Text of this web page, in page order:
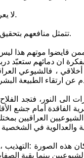
• لا يعرف الشيوعيون العراقيون مفهوم الرشوة.
• تتمثل منافعهم بتحقيق سعادة الأجيال،والدليل على ذلك، يقول د.
الفاقدة أمام جشع